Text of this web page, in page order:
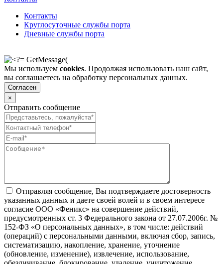
Контакты
Круглосуточные службы порта
Дневные службы порта
Мы используем cookies. Продолжая использовать наш сайт,
вы соглашаетесь на обработку персональных данных.
Согласен
×
Отправить сообщение
Отправляя сообщение, Вы подтверждаете достоверность
указанных данных и даете своей волей и в своем интересе
согласие ООО «Феникс» на совершение действий,
предусмотренных ст. 3 Федерального закона от 27.07.2006г. №
152-ФЗ «О персональных данных», в том числе: действий
(операций) с персональными данными, включая сбор, запись,
систематизацию, накопление, хранение, уточнение
(обновление, изменение), извлечение, использование,